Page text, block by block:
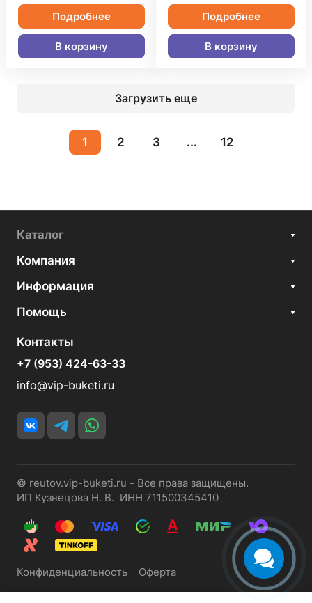
Подробнее
В корзину
Подробнее
В корзину
Загрузить еще
1 2 3 ... 12
Каталог
Компания
Информация
Помощь
Контакты
+7 (953) 424-63-33
info@vip-buketi.ru
© reutov.vip-buketi.ru - Все права защищены.
ИП Кузнецова Н. В. ИНН 711500345410
Конфиденциальность Оферта